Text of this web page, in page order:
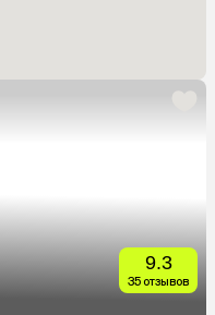
9.3
35 отзывов